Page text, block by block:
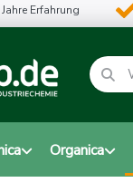
Erfahrung
Organica